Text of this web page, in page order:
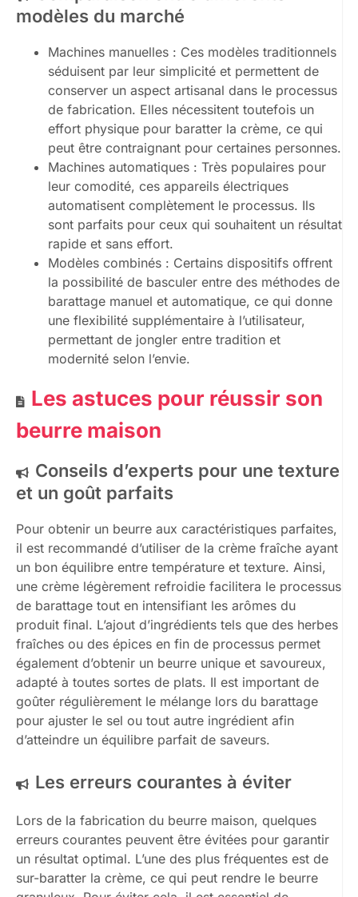
modèles du marché
Machines manuelles : Ces modèles traditionnels
séduisent par leur simplicité et permettent de
conserver un aspect artisanal dans le processus
de fabrication. Elles nécessitent toutefois un
effort physique pour baratter la crème, ce qui
peut être contraignant pour certaines personnes.
Machines automatiques : Très populaires pour
leur comodité, ces appareils électriques
automatisent complètement le processus. Ils
sont parfaits pour ceux qui souhaitent un résultat
rapide et sans effort.
Modèles combinés : Certains dispositifs offrent
la possibilité de basculer entre des méthodes de
barattage manuel et automatique, ce qui donne
une flexibilité supplémentaire à l’utilisateur,
permettant de jongler entre tradition et
modernité selon l’envie.
Les astuces pour réussir son
beurre maison
Conseils d’experts pour une texture
et un goût parfaits
Pour obtenir un beurre aux caractéristiques parfaites,
il est recommandé d’utiliser de la crème fraîche ayant
un bon équilibre entre température et texture. Ainsi,
une crème légèrement refroidie facilitera le processus
de barattage tout en intensifiant les arômes du
produit final. L’ajout d’ingrédients tels que des herbes
fraîches ou des épices en fin de processus permet
également d’obtenir un beurre unique et savoureux,
adapté à toutes sortes de plats. Il est important de
goûter régulièrement le mélange lors du barattage
pour ajuster le sel ou tout autre ingrédient afin
d’atteindre un équilibre parfait de saveurs.
Les erreurs courantes à éviter
Lors de la fabrication du beurre maison, quelques
erreurs courantes peuvent être évitées pour garantir
un résultat optimal. L’une des plus fréquentes est de
sur-baratter la crème, ce qui peut rendre le beurre